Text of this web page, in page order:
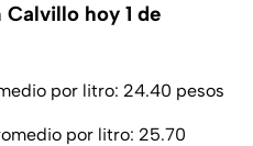
hoy 1 de
por litro: 24.40 pesos
por litro: 25.70